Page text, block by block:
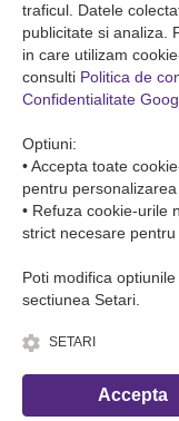
Fa o rezervare
Condiții de
Condițiile de
Condițiile de
© Copyright
traficul. Datele
publicitate si analiza.
in care utilizam
consulti Politica de
Confidentialitate
Optiuni:
• Accepta toate
pentru
• Refuza cookie-urile
strict necesare
Poti modifica
sectiunea Setari.
SETARI
Accepta